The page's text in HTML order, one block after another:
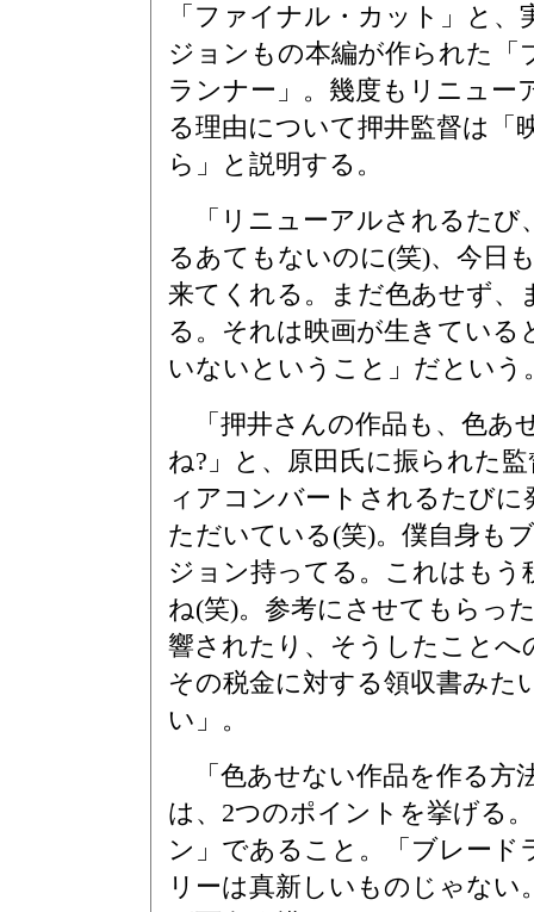
「ファイナル・カット」と、
ジョンもの本編が作られた「
ランナー」。幾度もリニュー
る理由について押井監督は「
ら」と説明する。
「リニューアルされるたび
るあてもないのに(笑)、今日
来てくれる。まだ色あせず、
る。それは映画が生きている
いないということ」だという
「押井さんの作品も、色あ
ね?」と、原田氏に振られた
ィアコンバートされるたび
ただいている(笑)。僕自身も
ジョン持ってる。これはも
ね(笑)。参考にさせてもらっ
響されたり、そうしたことへ
その税金に対する領収書みた
い」。
「色あせない作品を作る方
は、2つのポイントを挙げる
ン」であること。「ブレード
リーは真新しいものじゃな